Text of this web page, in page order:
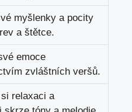
myšlenky a pocity
a štětce.
emoce
zvláštních veršů.
relaxaci a